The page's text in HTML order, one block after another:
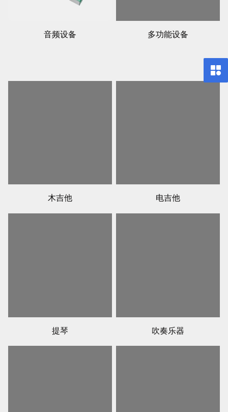
音频设备 多功能设备
木吉他 电吉他
提琴 吹奏乐器